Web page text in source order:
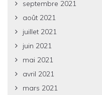
septembre 2021
août 2021
juillet 2021
juin 2021
mai 2021
avril 2021
mars 2021